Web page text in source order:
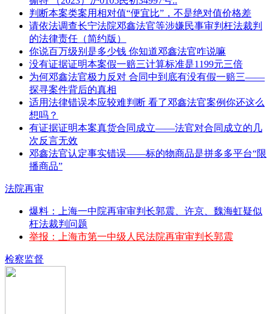
判断本案类案用相对值“便宜比”，不是绝对值价格差
请依法调查长宁法院邓鑫法官等涉嫌民事审判枉法裁判
的法律责任（简约版）
你说百万级别是多少钱 你知道邓鑫法官咋说嘛
没有证据证明本案假一赔三计算标准是1199元三倍
为何邓鑫法官极力反对 合同中到底有没有假一赔三——
探寻案件背后的真相
适用法律错误本应较难判断 看了邓鑫法官案例你还这么
想吗？
有证据证明本案真货合同成立——法官对合同成立的几
次反言无效
邓鑫法官认定事实错误——标的物商品是拼多多平台“限
播商品”
法院再审
爆料：上海一中院再审审判长郭震、许京、魏海虹疑似
枉法裁判问题
举报：上海市第一中级人民法院再审审判长郭震
检察监督